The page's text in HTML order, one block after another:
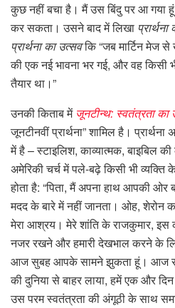
कुछ नहीं बचा है। मैं उस बिंदु पर आ गया
कर सकता। उसने बाद में लिखा
प्रार्थना का उत्सवकि “जब मार्टिन मेज
की एक नई भावना भर गई, और वह किसी
तैयार था।”
उनकी किताब में जूनटीन्थ: स्वतंत्रता का
जूनटीनवीं प्रार्थना” शामिल है।
में है – स्टाइलिश, काव्यात्मक, बाइबिल
अमेरिकी चर्च में पले-बढ़े किसी भी
होता है: “पिता, मैं अपना हाथ आपकी ओर
मदद के बारे में नहीं जानता। ओह, शेरोन
मेरा आश्रय। मेरे शांति के राजकुमार, इस
नजर रखने और हमारी देखभाल करने के
आज सुबह आपके सामने झुकता हूं। आज
की दुनिया से बाहर लाया, हमें एक और दिन
उस परम स्वतंत्रता की अंगूठी के साथ